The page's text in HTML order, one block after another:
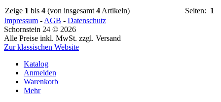
Zeige 1 bis 4 (von insgesamt 4 Artikeln) Seiten: 1
Impressum - AGB - Datenschutz
Schornstein 24 © 2026
Alle Preise inkl. MwSt. zzgl. Versand
Zur klassischen Website
Katalog
Anmelden
Warenkorb
Mehr